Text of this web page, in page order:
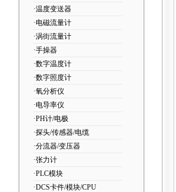
·温度变送器
·电磁流量计
·涡街流量计
·手操器
·数字温度计
·数字照度计
·氧分析仪
·电导率仪
·PH计/电极
·探头/传感器/电缆
·分流器/变压器
·张力计
·PLC模块
·DCS卡件/模块/CPU